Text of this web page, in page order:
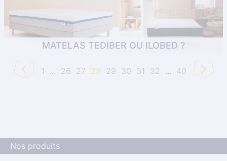
pour lutter contr . . .
MATELAS TEDIBER OU ILOBED ?
astuces
1 ... 26 27 28 29 30 31 32 ... 40
Nos produits